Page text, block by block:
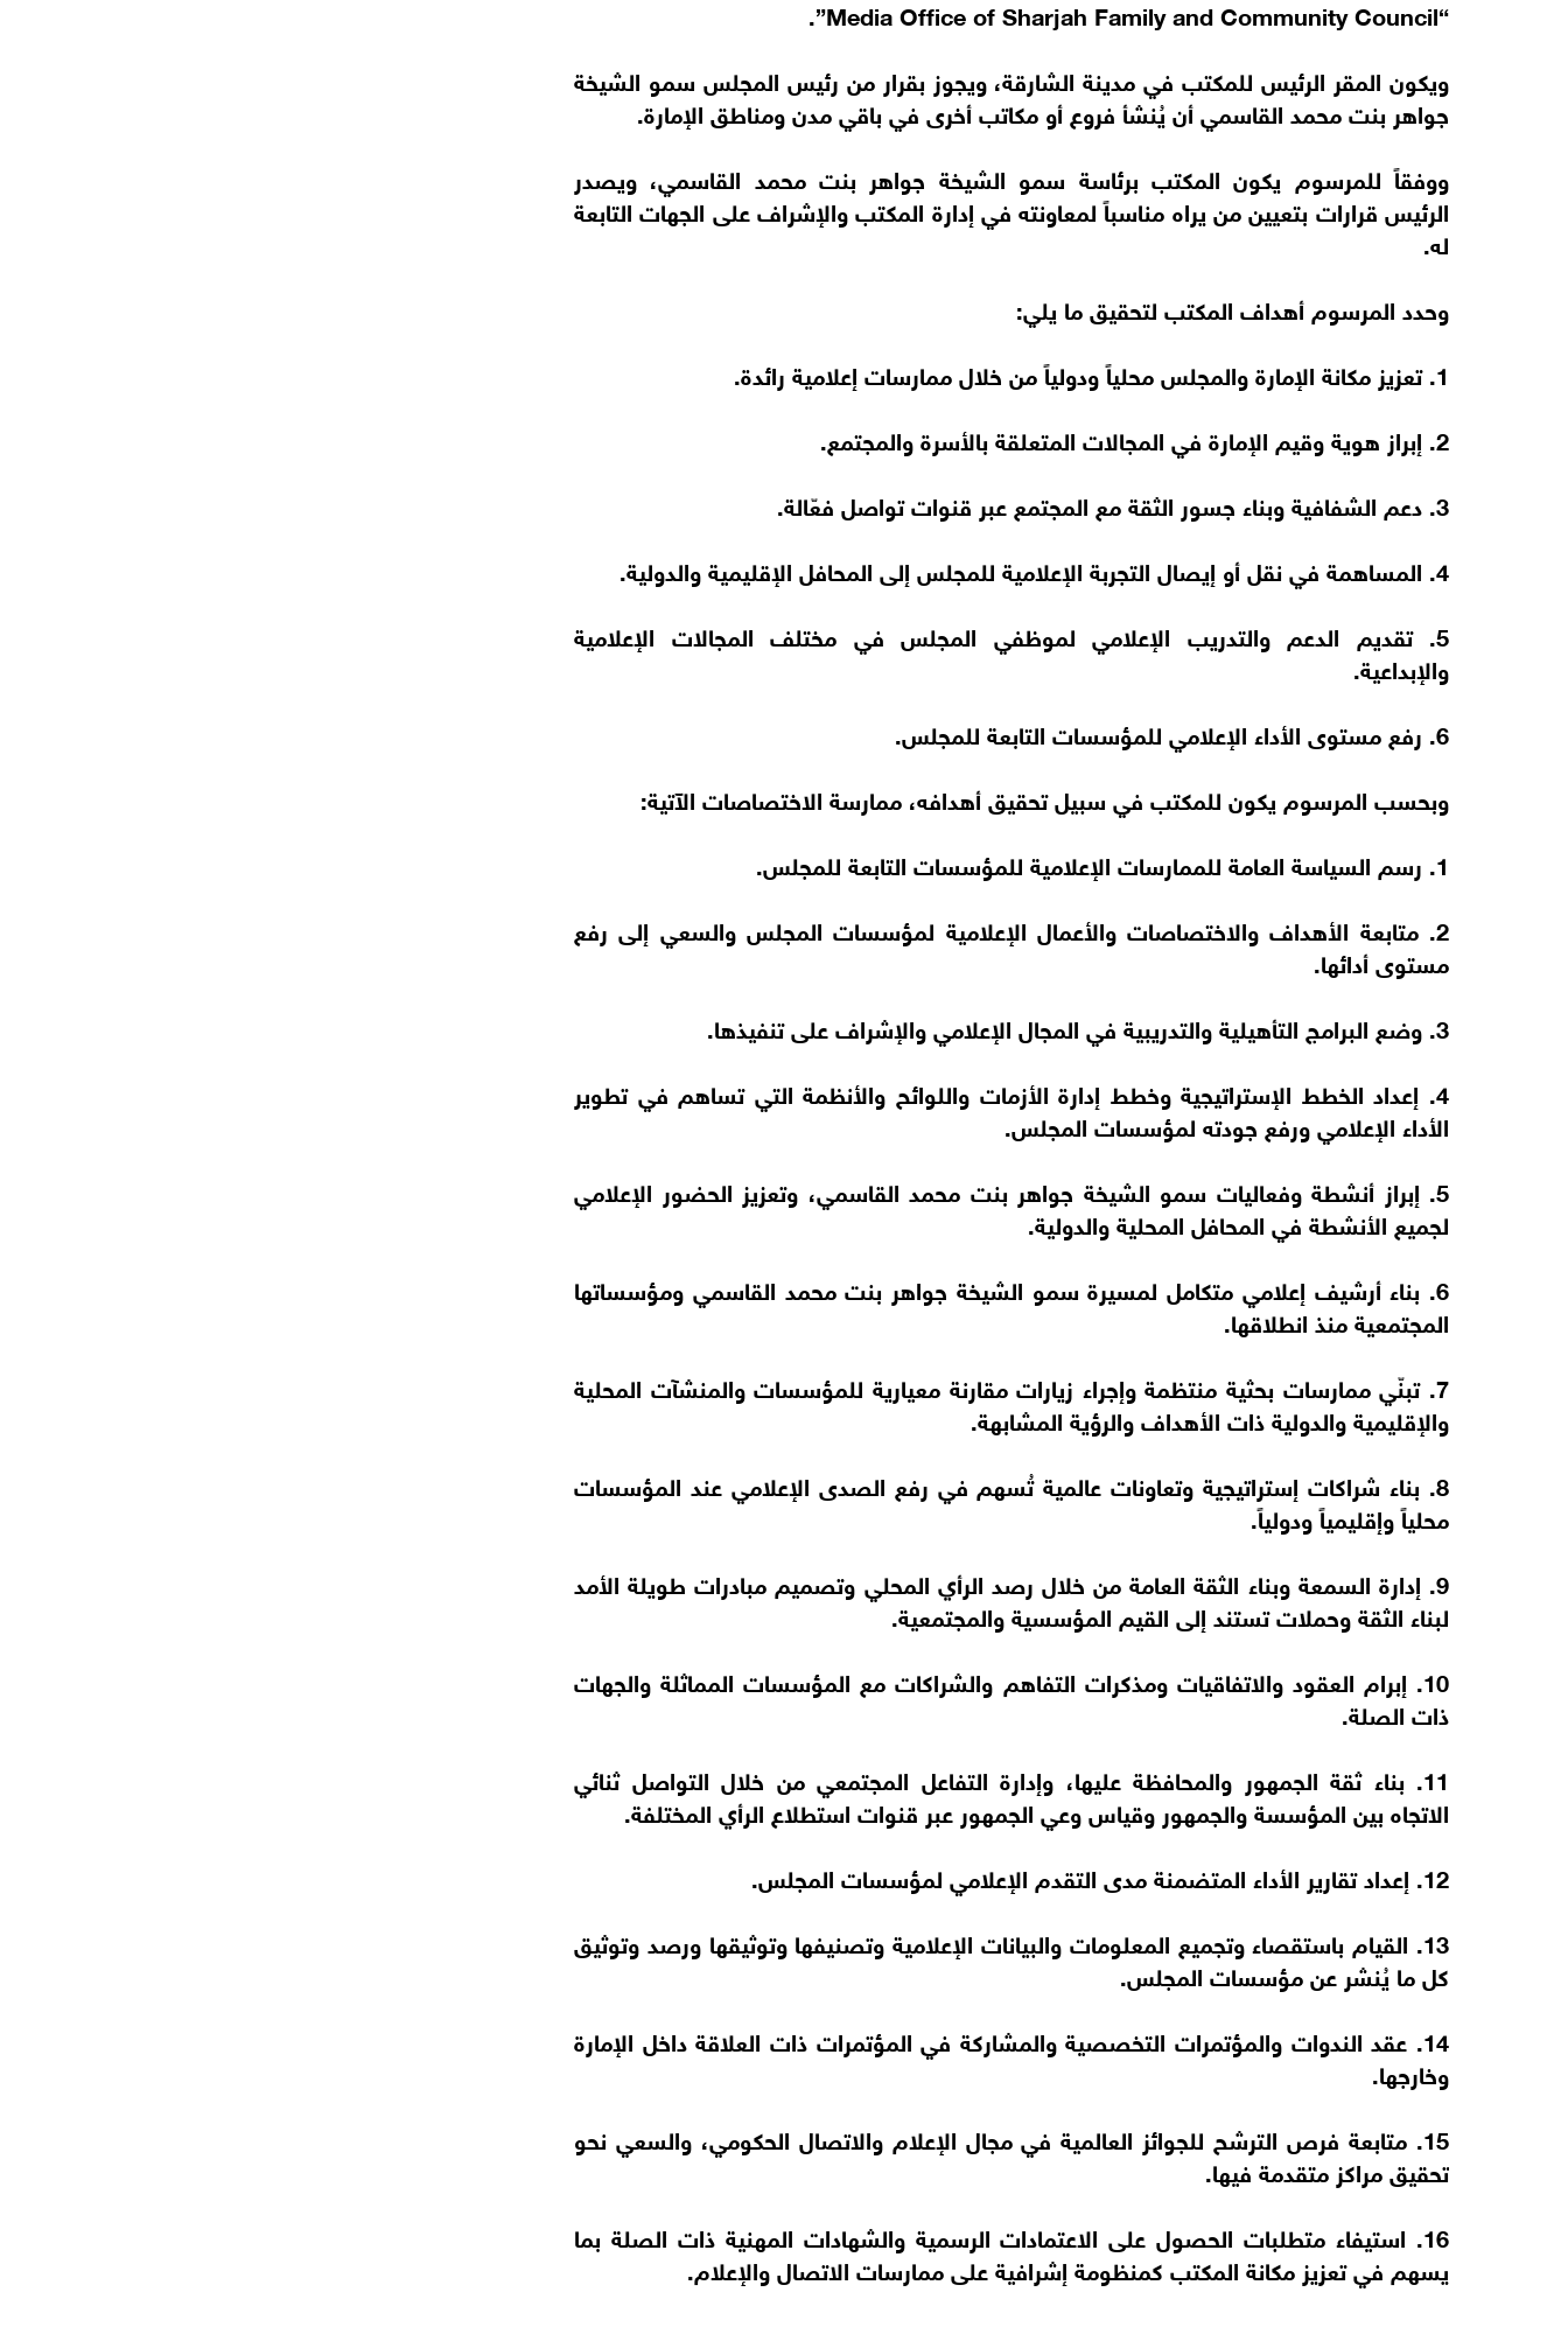
“Media Office of Sharjah Family and Community Council”.
ويكون المقر الرئيس للمكتب في مدينة الشارقة، ويجوز بقرار من رئيس المجلس سمو الشيخة
جواهر بنت محمد القاسمي أن يُنشأ فروع أو مكاتب أخرى في باقي مدن ومناطق الإمارة.
ووفقاً للمرسوم يكون المكتب برئاسة سمو الشيخة جواهر بنت محمد القاسمي، ويصدر
الرئيس قرارات بتعيين من يراه مناسباً لمعاونته في إدارة المكتب والإشراف على الجهات التابعة
له.
وحدد المرسوم أهداف المكتب لتحقيق ما يلي:
1. تعزيز مكانة الإمارة والمجلس محلياً ودولياً من خلال ممارسات إعلامية رائدة.
2. إبراز هوية وقيم الإمارة في المجالات المتعلقة بالأسرة والمجتمع.
3. دعم الشفافية وبناء جسور الثقة مع المجتمع عبر قنوات تواصل فعّالة.
4. المساهمة في نقل أو إيصال التجربة الإعلامية للمجلس إلى المحافل الإقليمية والدولية.
5. تقديم الدعم والتدريب الإعلامي لموظفي المجلس في مختلف المجالات الإعلامية
والإبداعية.
6. رفع مستوى الأداء الإعلامي للمؤسسات التابعة للمجلس.
وبحسب المرسوم يكون للمكتب في سبيل تحقيق أهدافه، ممارسة الاختصاصات الآتية:
1. رسم السياسة العامة للممارسات الإعلامية للمؤسسات التابعة للمجلس.
2. متابعة الأهداف والاختصاصات والأعمال الإعلامية لمؤسسات المجلس والسعي إلى رفع
مستوى أدائها.
3. وضع البرامج التأهيلية والتدريبية في المجال الإعلامي والإشراف على تنفيذها.
4. إعداد الخطط الإستراتيجية وخطط إدارة الأزمات واللوائح والأنظمة التي تساهم في تطوير
الأداء الإعلامي ورفع جودته لمؤسسات المجلس.
5. إبراز أنشطة وفعاليات سمو الشيخة جواهر بنت محمد القاسمي، وتعزيز الحضور الإعلامي
لجميع الأنشطة في المحافل المحلية والدولية.
6. بناء أرشيف إعلامي متكامل لمسيرة سمو الشيخة جواهر بنت محمد القاسمي ومؤسساتها
المجتمعية منذ انطلاقها.
7. تبنّي ممارسات بحثية منتظمة وإجراء زيارات مقارنة معيارية للمؤسسات والمنشآت المحلية
والإقليمية والدولية ذات الأهداف والرؤية المشابهة.
8. بناء شراكات إستراتيجية وتعاونات عالمية تُسهم في رفع الصدى الإعلامي عند المؤسسات
محلياً وإقليمياً ودولياً.
9. إدارة السمعة وبناء الثقة العامة من خلال رصد الرأي المحلي وتصميم مبادرات طويلة الأمد
لبناء الثقة وحملات تستند إلى القيم المؤسسية والمجتمعية.
10. إبرام العقود والاتفاقيات ومذكرات التفاهم والشراكات مع المؤسسات المماثلة والجهات
ذات الصلة.
11. بناء ثقة الجمهور والمحافظة عليها، وإدارة التفاعل المجتمعي من خلال التواصل ثنائي
الاتجاه بين المؤسسة والجمهور وقياس وعي الجمهور عبر قنوات استطلاع الرأي المختلفة.
12. إعداد تقارير الأداء المتضمنة مدى التقدم الإعلامي لمؤسسات المجلس.
13. القيام باستقصاء وتجميع المعلومات والبيانات الإعلامية وتصنيفها وتوثيقها ورصد وتوثيق
كل ما يُنشر عن مؤسسات المجلس.
14. عقد الندوات والمؤتمرات التخصصية والمشاركة في المؤتمرات ذات العلاقة داخل الإمارة
وخارجها.
15. متابعة فرص الترشح للجوائز العالمية في مجال الإعلام والاتصال الحكومي، والسعي نحو
تحقيق مراكز متقدمة فيها.
16. استيفاء متطلبات الحصول على الاعتمادات الرسمية والشهادات المهنية ذات الصلة بما
يسهم في تعزيز مكانة المكتب كمنظومة إشرافية على ممارسات الاتصال والإعلام.